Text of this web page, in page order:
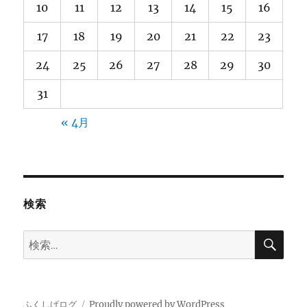
10 11 12 13 14 15 16
17 18 19 20 21 22 23
24 25 26 27 28 29 30
31
« 4月
検索
検
索:
検
ふくしげログ Proudly powered by WordPress